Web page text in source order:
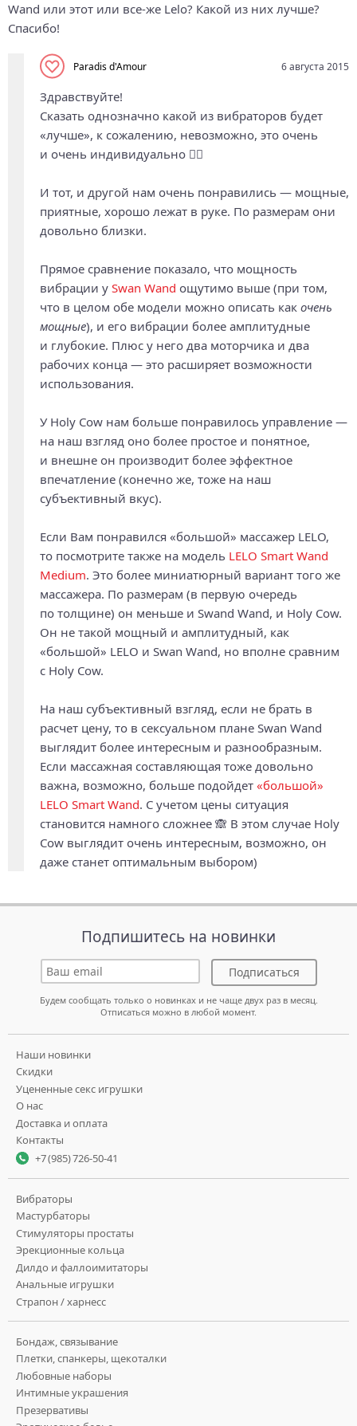
Wand или этот или все-же Lelo? Какой из них лучше?
Спасибо!
Paradis d'Amour 6 августа 2015
Здравствуйте!
Сказать однозначно какой из вибраторов будет
«лучше», к сожалению, невозможно, это очень
и очень индивидуально 🤷‍♀️
И тот, и другой нам очень понравились — мощные,
приятные, хорошо лежат в руке. По размерам они
довольно близки.
Прямое сравнение показало, что мощность
вибрации у Swan Wand ощутимо выше (при том,
что в целом обе модели можно описать как очень
мощные), и его вибрации более амплитудные
и глубокие. Плюс у него два моторчика и два
рабочих конца — это расширяет возможности
использования.
У Holy Cow нам больше понравилось управление —
на наш взгляд оно более простое и понятное,
и внешне он производит более эффектное
впечатление (конечно же, тоже на наш
субъективный вкус).
Если Вам понравился «большой» массажер LELO,
то посмотрите также на модель LELO Smart Wand
Medium. Это более миниатюрный вариант того же
массажера. По размерам (в первую очередь
по толщине) он меньше и Swand Wand, и Holy Cow.
Он не такой мощный и амплитудный, как
«большой» LELO и Swan Wand, но вполне сравним
с Holy Cow.
На наш субъективный взгляд, если не брать в
расчет цену, то в сексуальном плане Swan Wand
выглядит более интересным и разнообразным.
Если массажная составляющая тоже довольно
важна, возможно, больше подойдет «большой»
LELO Smart Wand. С учетом цены ситуация
становится намного сложнее 🙈 В этом случае Holy
Cow выглядит очень интересным, возможно, он
даже станет оптимальным выбором)
Подпишитесь на новинки
Подписаться
Будем сообщать только о новинках и не чаще двух раз в месяц.
Отписаться можно в любой момент.
Наши новинки
Скидки
Уцененные секс игрушки
О нас
Доставка и оплата
Контакты
+7 (985) 726-50-41
Вибраторы
Мастурбаторы
Стимуляторы простаты
Эрекционные кольца
Дилдо и фаллоимитаторы
Анальные игрушки
Страпон / харнесс
Бондаж, связывание
Плетки, спанкеры, щекоталки
Любовные наборы
Интимные украшения
Презервативы